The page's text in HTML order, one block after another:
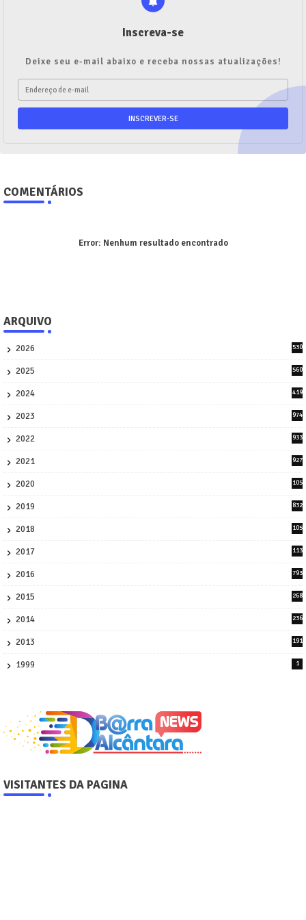
Inscreva-se
Deixe seu e-mail abaixo e receba nossas atualizações!
COMENTÁRIOS
Error: Nenhum resultado encontrado
ARQUIVO
2026
530
2025
560
2024
419
2023
974
2022
933
2021
927
2020
105
2019
832
2018
105
2017
113
2016
793
2015
268
2014
236
2013
191
1999 1
VISITANTES DA PAGINA